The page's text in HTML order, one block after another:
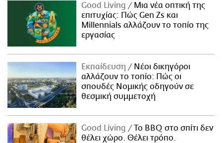
Good Living
Μια νέα οπτική της
επιτυχίας: Πώς Gen Zs και
Millennials αλλάζουν το τοπίο της
εργασίας
Εκπαίδευση
Νέοι δικηγόροι
αλλάζουν το τοπίο: Πώς οι
σπουδές Νομικής οδηγούν σε
θεσμική συμμετοχή
Good Living
Το BBQ στο σπίτι δεν
θέλει χώρο. Θέλει τρόπο.